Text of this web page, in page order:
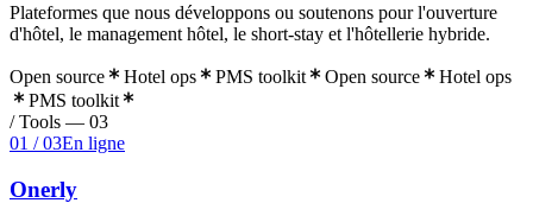
Plateformes que nous développons ou soutenons pour l'ouverture
d'hôtel, le management hôtel, le short-stay et l'hôtellerie hybride.
Open source Hotel ops PMS toolkit Open source
Hotel ops
PMS toolkit
/ Tools — 03
01 /03En ligne
Onerly